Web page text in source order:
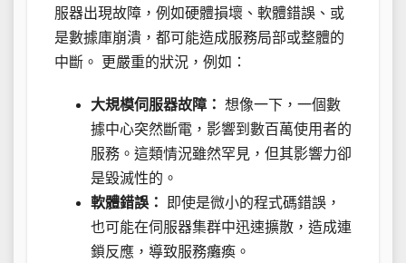
服器出現故障，例如硬體損壞、軟體錯誤、或
是數據庫崩潰，都可能造成服務局部或整體的
中斷。 更嚴重的狀況，例如：
大規模伺服器故障： 想像一下，一個數
據中心突然斷電，影響到數百萬使用者的
服務。這類情況雖然罕見，但其影響力卻
是毀滅性的。
軟體錯誤：
即使是微小的程式碼錯誤，
也可能在伺服器集群中迅速擴散，造成連
鎖反應，導致服務癱瘓。